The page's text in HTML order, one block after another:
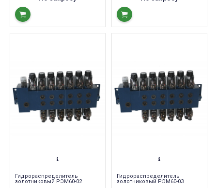
Гидрораспределитель
золотниковый РЭМ60-02
Гидрораспределитель
золотниковый РЭМ60-03